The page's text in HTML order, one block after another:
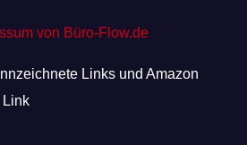
von Büro-Flow.de
Links und Amazon
Link